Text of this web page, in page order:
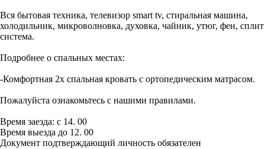
Вся бытовая техника, телевизор smаrt tv, стиральная машина,
холодильник, микроволновка, духовка, чайник, утюг, фен, сплит
система.
Подробнее о спальных местах:
-Комфортная 2х спальная кровать с ортопедическим матрасом.
Пожалуйста ознакомьтесь с нашими правилами.
Время заезда: с 14. 00
Время выезда до 12. 00
Документ подтверждающий личность обязателен